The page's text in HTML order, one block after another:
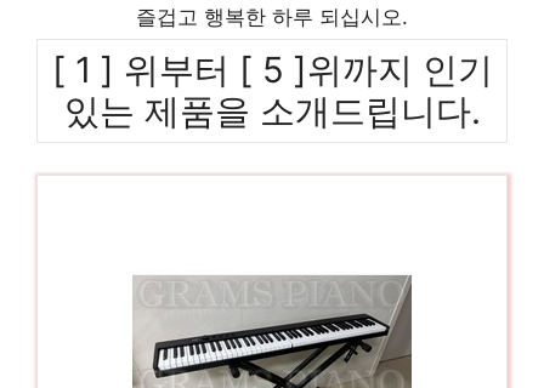
즐겁고 행복한 하루 되십시오.
[ 1 ] 위부터 [ 5 ]위까지 인기
있는 제품을 소개드립니다.